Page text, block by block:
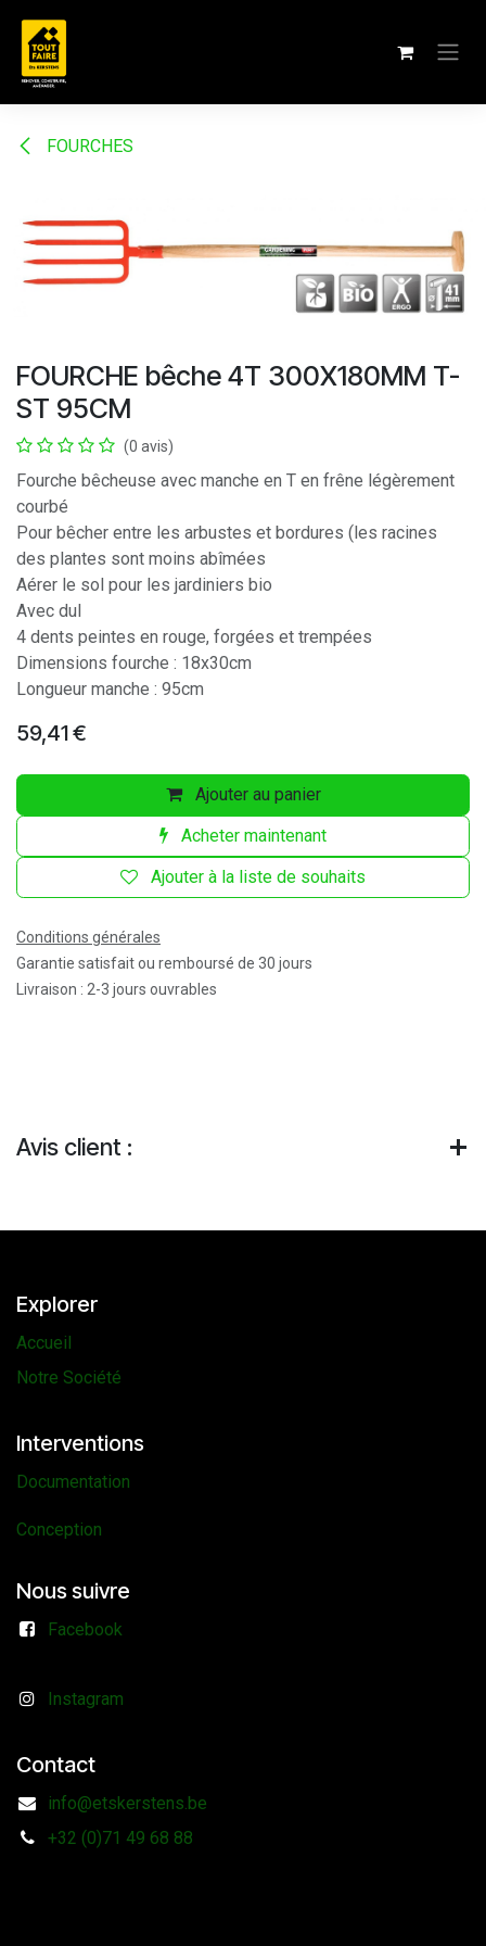
FOURCHES
FOURCHE bêche 4T 300X180MM T-
ST 95CM
(0 avis)
Fourche bêcheuse avec manche en T en frêne légèrement
courbé
Pour bêcher entre les arbustes et bordures (les racines
des plantes sont moins abîmées
Aérer le sol pour les jardiniers bio
Avec dul
4 dents peintes en rouge, forgées et trempées
Dimensions fourche : 18x30cm
Longueur manche : 95cm
59,41€
Ajouter au panier
Acheter maintenant
Ajouter à la liste de souhaits
Conditions générales
Garantie satisfait ou remboursé de 30 jours
Livraison : 2-3 jours ouvrables
Avis client :
Explorer
Accueil
Notre Société
Interventions
Documentation
Conception
Nous suivre
Facebook
Instagram
Contact
info@etskerstens.be
+32 (0)71 49 68 88